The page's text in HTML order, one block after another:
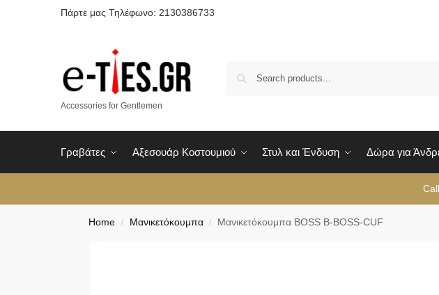
Πάρτε μας Τηλέφωνο: 2130386733
Accessories for Gentlemen
Γραβάτες Αξεσουάρ Κοστουμιού Στυλ και Ένδυση Δώρα για
Home / Μανικετόκουμπα / Μανικετόκουμπα BOSS Β-BOSS-CUF